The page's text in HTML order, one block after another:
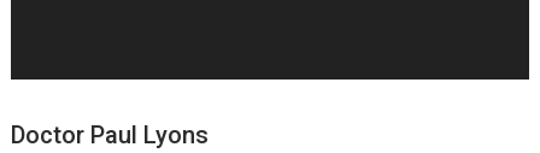
Doctor Paul Lyons